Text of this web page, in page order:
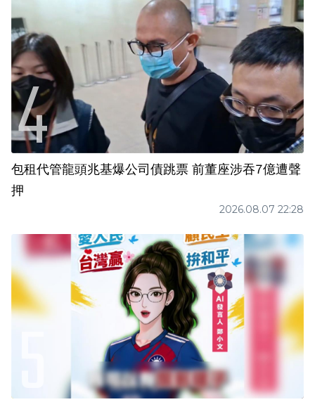
包租代管龍頭兆基爆公司債跳票 前董座涉吞7億遭聲
押
2026.08.07 22:28